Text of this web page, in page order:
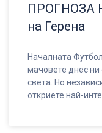
ПРОГНОЗА
на Герена
Началната
мачовете днес ни
света. Но
откриете най-